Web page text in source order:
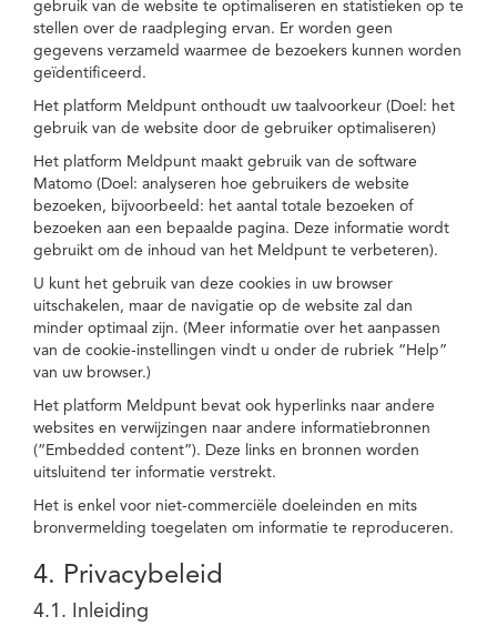
gebruik van de website te optimaliseren en statistieken op te
stellen over de raadpleging ervan. Er worden geen
gegevens verzameld waarmee de bezoekers kunnen worden
geïdentificeerd.
Het platform Meldpunt onthoudt uw taalvoorkeur (Doel: het
gebruik van de website door de gebruiker optimaliseren)
Het platform Meldpunt maakt gebruik van de software
Matomo (Doel: analyseren hoe gebruikers de website
bezoeken, bijvoorbeeld: het aantal totale bezoeken of
bezoeken aan een bepaalde pagina. Deze informatie wordt
gebruikt om de inhoud van het Meldpunt te verbeteren).
U kunt het gebruik van deze cookies in uw browser
uitschakelen, maar de navigatie op de website zal dan
minder optimaal zijn. (Meer informatie over het aanpassen
van de cookie-instellingen vindt u onder de rubriek “Help”
van uw browser.)
Het platform Meldpunt bevat ook hyperlinks naar andere
websites en verwijzingen naar andere informatiebronnen
(“Embedded content”). Deze links en bronnen worden
uitsluitend ter informatie verstrekt.
Het is enkel voor niet-commerciële doeleinden en mits
bronvermelding toegelaten om informatie te reproduceren.
4. Privacybeleid
4.1. Inleiding